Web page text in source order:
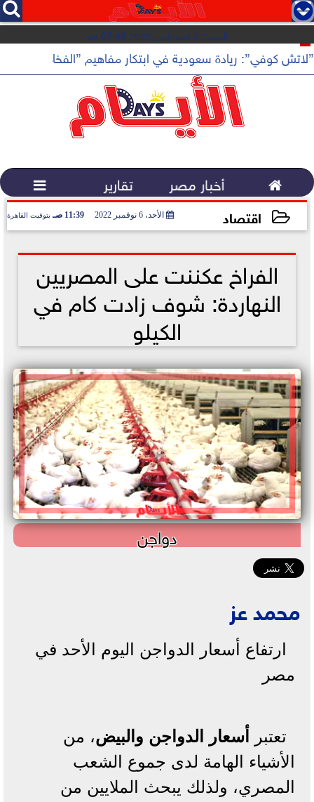
   
السبت 8 أغسطس 2026 07:49 صـ
”لاتش كوفي”: ريادة سعودية في ابتكار مفاهيم ”الفخامة
 أخبار مصر تقارير 
اقتصاد الأحد، 6 نوفمبر 2022 11:39 صـ بتوقيت القاهرة
الفراخ عكننت على المصريين
النهاردة: شوف زادت كام في
الكيلو
دواجن
محمد عز
ارتفاع أسعار الدواجن اليوم الأحد في
مصر
تعتبر أسعار الدواجن والبيض، من
الأشياء الهامة لدى جموع الشعب
المصري، ولذلك يبحث الملايين من